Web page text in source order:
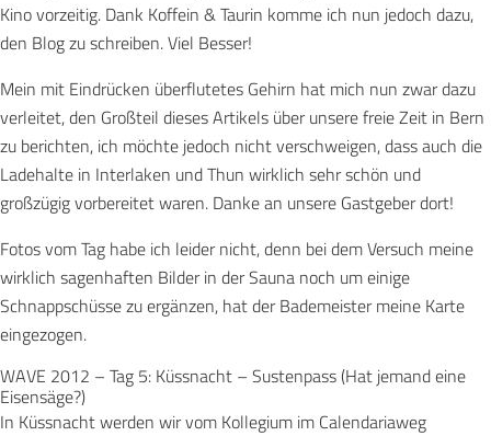
Kino vorzeitig. Dank Koffein & Taurin komme ich nun jedoch dazu,
den Blog zu schreiben. Viel Besser!
Mein mit Eindrücken überflutetes Gehirn hat mich nun zwar dazu
verleitet, den Großteil dieses Artikels über unsere freie Zeit in Bern
zu berichten, ich möchte jedoch nicht verschweigen, dass auch die
Ladehalte in Interlaken und Thun wirklich sehr schön und
großzügig vorbereitet waren. Danke an unsere Gastgeber dort!
Fotos vom Tag habe ich leider nicht, denn bei dem Versuch meine
wirklich sagenhaften Bilder in der Sauna noch um einige
Schnappschüsse zu ergänzen, hat der Bademeister meine Karte
eingezogen.
WAVE 2012 – Tag 5: Küssnacht – Sustenpass (Hat jemand eine
Eisensäge?)
In Küssnacht werden wir vom Kollegium im Calendariaweg